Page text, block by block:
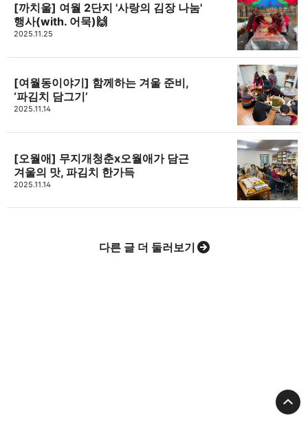
구독하기
[까치울] 여월 2단지 '사랑의 김장 나눔'
행사(with. 어묵)🙌
2025.11.25
[여월동이야기] 함께하는 겨울 준비,
‘파김치 담그기’
2025.11.14
[오월애] 무지개청춘x오월애가 담근
겨울의 맛, 파김치 한가득
2025.11.14
다른 글 더 둘러보기